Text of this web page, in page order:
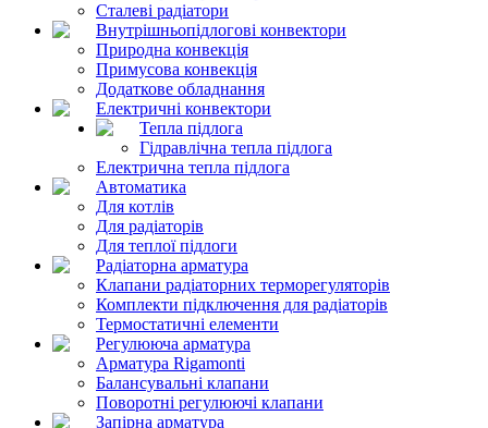
Сталеві радіатори
Внутрішньопідлогові конвектори
Природна конвекція
Примусова конвекція
Додаткове обладнання
Електричні конвектори
Тепла підлога
Гідравлічна тепла підлога
Електрична тепла підлога
Автоматика
Для котлів
Для радіаторів
Для теплої підлоги
Радіаторна арматура
Клапани радіаторних терморегуляторів
Комплекти підключення для радіаторів
Термостатичні елементи
Регулююча арматура
Арматура Rigamonti
Балансувальні клапани
Поворотні регулюючі клапани
Запірна арматура